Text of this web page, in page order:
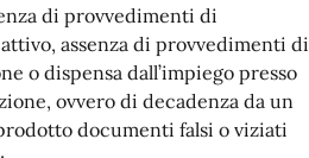
di provvedimenti di
assenza di provvedimenti di
o dispensa dall’impiego presso
ovvero di decadenza da un
documenti falsi o viziati